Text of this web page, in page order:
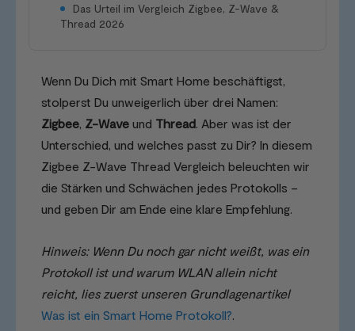
Das Urteil im Vergleich Zigbee, Z-Wave &
Thread 2026
Wenn Du Dich mit Smart Home beschäftigst,
stolperst Du unweigerlich über drei Namen:
Zigbee, Z-Wave und Thread. Aber was ist der
Unterschied, und welches passt zu Dir? In diesem
Zigbee Z-Wave Thread Vergleich beleuchten wir
die Stärken und Schwächen jedes Protokolls –
und geben Dir am Ende eine klare Empfehlung.
Hinweis: Wenn Du noch gar nicht weißt, was ein
Protokoll ist und warum WLAN allein nicht
reicht, lies zuerst unseren Grundlagenartikel
Was ist ein Smart Home Protokoll?.